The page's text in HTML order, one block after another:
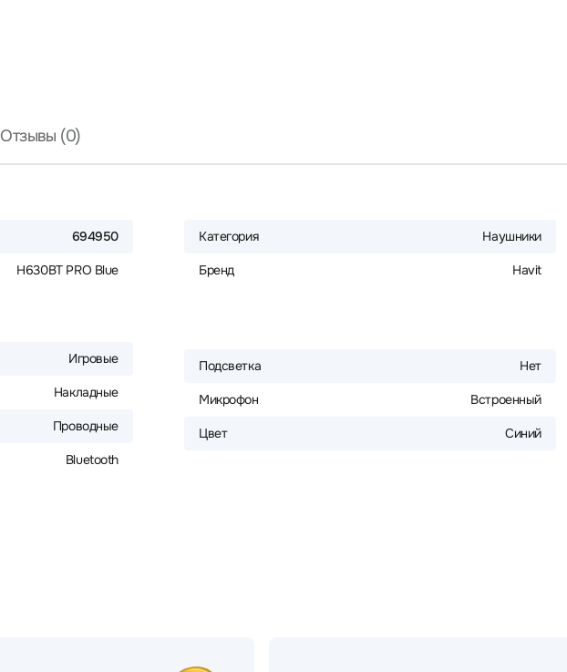
Отзывы (0)
694950
H630BT PRO Blue
Категория Наушники
Бренд Havit
Игровые
Накладные
Проводные
Bluetooth
Подсветка Нет
Микрофон Встроенный
Цвет Синий